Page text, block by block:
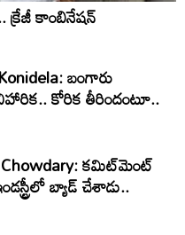
క్రేజీ కాంబినేషన్
బంగారు
కోరిక తీరిందంటూ..
Chowdary: కమిట్‌మెంట్
బ్యాడ్ చేశాడు..